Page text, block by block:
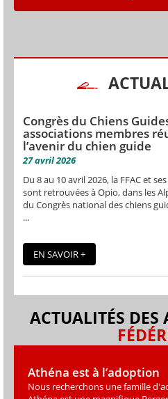
Congrès du Chiens
associations membres
l’avenir du chien guide
27 avril 2026
Du 8 au 10 avril 2026, la FFAC et
sont retrouvées à Opio, dans les
du Congrès national des chiens
...
EN SAVOIR +
ACTUALITÉS DES
Athéna est à l’adoption
Nous recherchons une famille